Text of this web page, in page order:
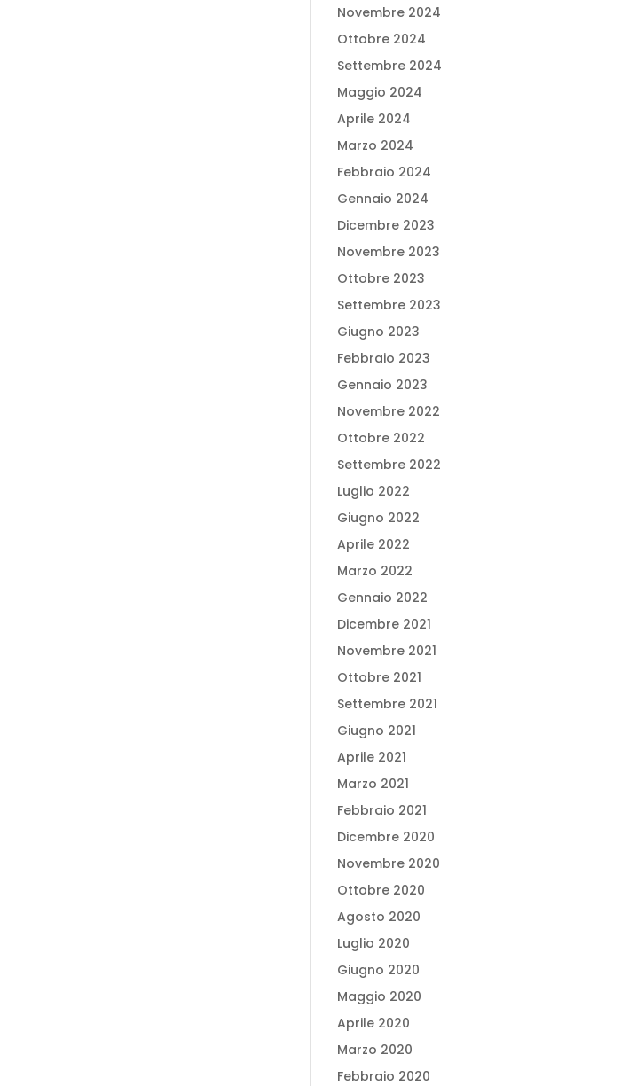
Novembre 2024
Ottobre 2024
Settembre 2024
Maggio 2024
Aprile 2024
Marzo 2024
Febbraio 2024
Gennaio 2024
Dicembre 2023
Novembre 2023
Ottobre 2023
Settembre 2023
Giugno 2023
Febbraio 2023
Gennaio 2023
Novembre 2022
Ottobre 2022
Settembre 2022
Luglio 2022
Giugno 2022
Aprile 2022
Marzo 2022
Gennaio 2022
Dicembre 2021
Novembre 2021
Ottobre 2021
Settembre 2021
Giugno 2021
Aprile 2021
Marzo 2021
Febbraio 2021
Dicembre 2020
Novembre 2020
Ottobre 2020
Agosto 2020
Luglio 2020
Giugno 2020
Maggio 2020
Aprile 2020
Marzo 2020
Febbraio 2020